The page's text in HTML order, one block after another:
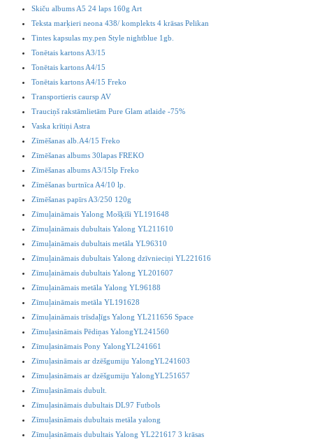
Skiču albums A5 24 laps 160g Art
Teksta marķieri neona 438/ komplekts 4 krāsas Pelikan
Tintes kapsulas my.pen Style nightblue 1gb.
Tonētais kartons A3/15
Tonētais kartons A4/15
Tonētais kartons A4/15 Freko
Transportieris caursp AV
Trauciņš rakstāmlietām Pure Glam atlaide -75%
Vaska krītiņi Astra
Zīmēšanas alb.A4/15 Freko
Zīmēšanas albums 30lapas FREKO
Zīmēšanas albums A3/15lp Freko
Zīmēšanas burtnīca A4/10 lp.
Zīmēšanas papīrs A3/250 120g
Zīmuļaināmais Yalong Mošķīši YL191648
Zīmuļaināmais dubultais Yalong YL211610
Zīmuļaināmais dubultais metāla YL96310
Zīmuļaināmais dubultais Yalong dzīvnieciņi YL221616
Zīmuļaināmais dubultais Yalong YL201607
Zīmuļaināmais metāla Yalong YL96188
Zīmuļaināmais metāla YL191628
Zīmuļaināmais trīsdaļīgs Yalong YL211656 Space
Zīmuļasināmais Pēdiņas YalongYL241560
Zīmuļasināmais Pony YalongYL241661
Zīmuļasināmais ar dzēšgumiju YalongYL241603
Zīmuļasināmais ar dzēšgumiju YalongYL251657
Zīmuļasināmais dubult.
Zīmuļasināmais dubultais DL97 Futbols
Zīmuļasināmais dubultais metāla yalong
Zīmuļasināmais dubultais Yalong YL221617 3 krāsas